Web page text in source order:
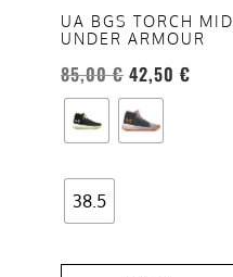
UA BGS TORCH MID
UNDER ARMOUR
85,00€ 42,50 €
38.5
opzioni
possono
essere
scelte
nella
del
prodotto